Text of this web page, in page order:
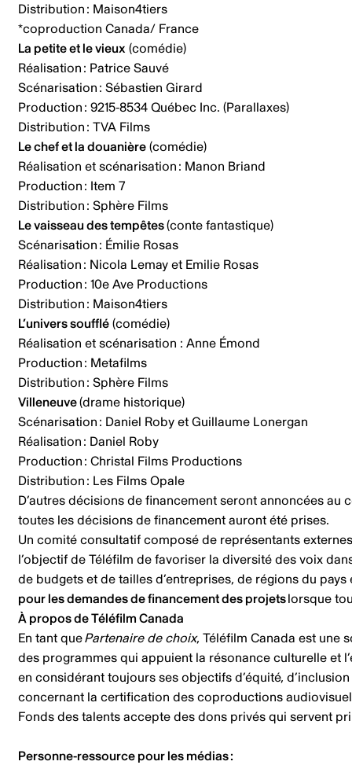
Distribution : Maison4tiers
*coproduction Canada/ France
La petite et le vieux (comédie)
Réalisation : Patrice Sauvé
Scénarisation : Sébastien Girard
Production : 9215-8534 Québec Inc. (Parallaxes)
Distribution : TVA Films
Le chef et la douanière(comédie)
Réalisation et scénarisation : Manon Briand
Production : Item 7
Distribution : Sphère Films
Le vaisseau des tempêtes(conte fantastique)
Scénarisation : Émilie Rosas
Réalisation : Nicola Lemay et Emilie Rosas
Production : 10e Ave Productions
Distribution : Maison4tiers
L’univers soufflé(comédie)
Réalisation et scénarisation : Anne Émond
Production : Metafilms
Distribution : Sphère Films
Villeneuve(drame historique)
Scénarisation : Daniel Roby et Guillaume Lonergan
Réalisation : Daniel Roby
Production : Christal Films Productions
Distribution : Les Films Opale
D’autres décisions de financement seront annoncées
toutes les décisions de financement auront été prises.
Un comité consultatif composé de représentants
l’objectif de Téléfilm de favoriser la diversité des voix
de budgets et de tailles d’entreprises, de régions du
pour les demandes de financement des projetslorsque
À propos de Téléfilm Canada
En tant quePartenaire de choix, Téléfilm Canada est une
des programmes qui appuient la résonance culturelle et
en considérant toujours ses objectifs d’équité,
concernant la certification des coproductions
Fonds des talents accepte des dons privés qui servent
Personne-ressource pour les médias :